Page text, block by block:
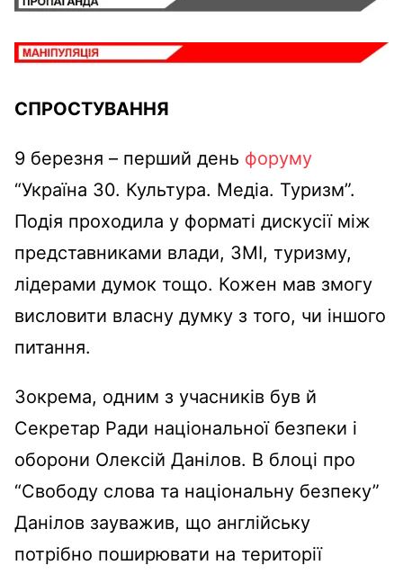
СПРОСТУВАННЯ
9 березня – перший день форуму
“Україна 30. Культура. Медіа. Туризм”.
Подія проходила у форматі дискусії між
представниками влади, ЗМІ, туризму,
лідерами думок тощо. Кожен мав змогу
висловити власну думку з того, чи іншого
питання.
Зокрема, одним з учасників був й
Секретар Ради національної безпеки і
оборони Олексій Данілов. В блоці про
“Свободу слова та національну безпеку”
Данілов зауважив, що англійську
потрібно поширювати на території